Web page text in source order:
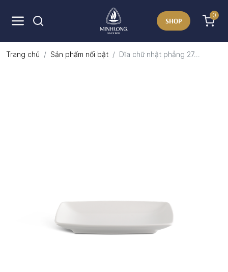
SHOP
0
Trang chủ Sản phẩm nổi bật Dĩa chữ nhật phẳng 27...